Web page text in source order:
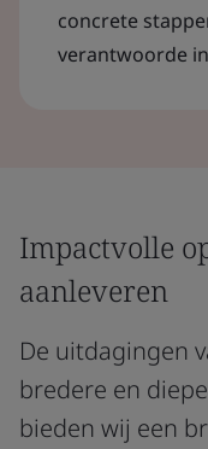
concrete
verantwoorde
Impactvolle
aanleveren
De uitdagingen
bredere en
bieden wij een